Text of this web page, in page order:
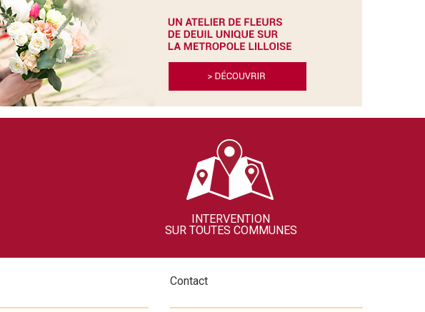
INTERVENTION
SUR TOUTES COMMUNES
Contact